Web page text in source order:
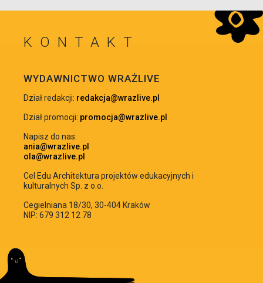
KONTAKT
WYDAWNICTWO WRAŻLIVE
Dział redakcji: redakcja@wrazlive.pl
Dział promocji: promocja@wrazlive.pl
Napisz do nas:
ania@wrazlive.pl
ola@wrazlive.pl
Cel Edu Architektura projektów edukacyjnych i
kulturalnych Sp. z o.o.
Cegielniana 18/30, 30-404 Kraków
NIP: 679 312 12 78